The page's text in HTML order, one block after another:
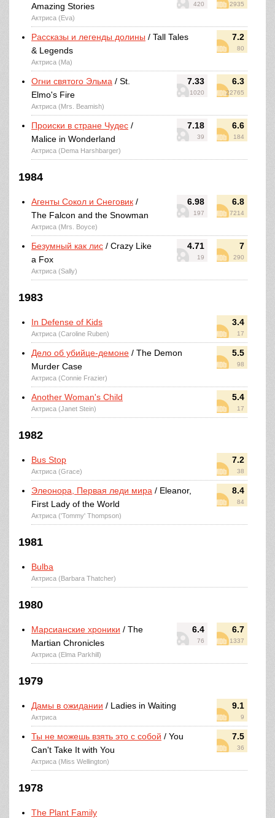
420 2935
Amazing Stories
Актриса (Eva)
7.2
80
Рассказы и легенды долины / Tall Tales
& Legends
Актриса (Ma)
7.33
1020
6.3
22765
Огни святого Эльма / St.
Elmo's Fire
Актриса (Mrs. Beamish)
7.18
39
6.6
184
Происки в стране Чудес /
Malice in Wonderland
Актриса (Dema Harshbarger)
1984
6.98
197
6.8
7214
Агенты Сокол и Снеговик /
The Falcon and the Snowman
Актриса (Mrs. Boyce)
4.71
19
7
290
Безумный как лис / Crazy Like
a Fox
Актриса (Sally)
1983
3.4
17
In Defense of Kids
Актриса (Caroline Ruben)
5.5
98
Дело об убийце-демоне / The Demon
Murder Case
Актриса (Connie Frazier)
5.4
17
Another Woman's Child
Актриса (Janet Stein)
1982
7.2
38
Bus Stop
Актриса (Grace)
8.4
84
Элеонора, Первая леди мира / Eleanor,
First Lady of the World
Актриса ('Tommy' Thompson)
1981
Bulba
Актриса (Barbara Thatcher)
1980
6.4
76
6.7
1337
Марсианские хроники / The
Martian Chronicles
Актриса (Elma Parkhill)
1979
9.1
9
Дамы в ожидании / Ladies in Waiting
Актриса
7.5
36
Ты не можешь взять это с собой / You
Can't Take It with You
Актриса (Miss Wellington)
1978
The Plant Family